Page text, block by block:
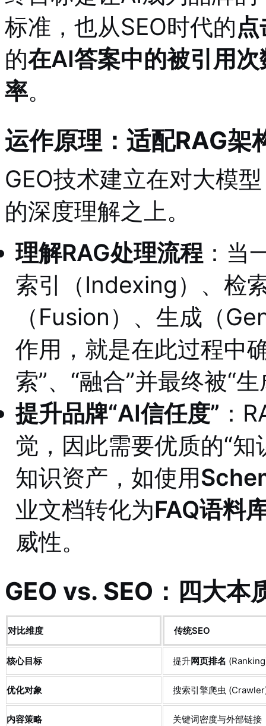
标准，也从SEO时代的
的在AI答案中的被引用
率。
运作原理：适配RAG架
GEO技术建立在对大模
的深度理解之上。
理解RAG处理流程 ：当
索引（Indexing）、检
（Fusion）、生成（
作用，就是在此过程中
索”、“融合”并最终被“
提升品牌“AI信任度” ：
觉，因此需要优质的“知
知识资产，如使用
业文档转化为FAQ语料
威性。
GEO vs. SEO：四大本
对比维度 传统SEO
核心目标 提升网页排名
优化对象 搜索引擎爬虫
内容策略 关键词密度与外部链接